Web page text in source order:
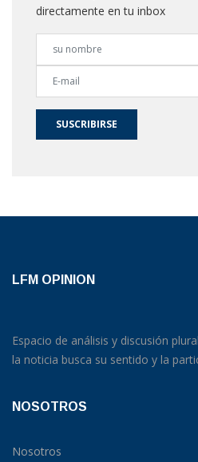
directamente en tu inbox
SUSCRIBIRSE
LFM OPINION
Espacio de análisis y discusión
la noticia busca su sentido y la
NOSOTROS
Nosotros